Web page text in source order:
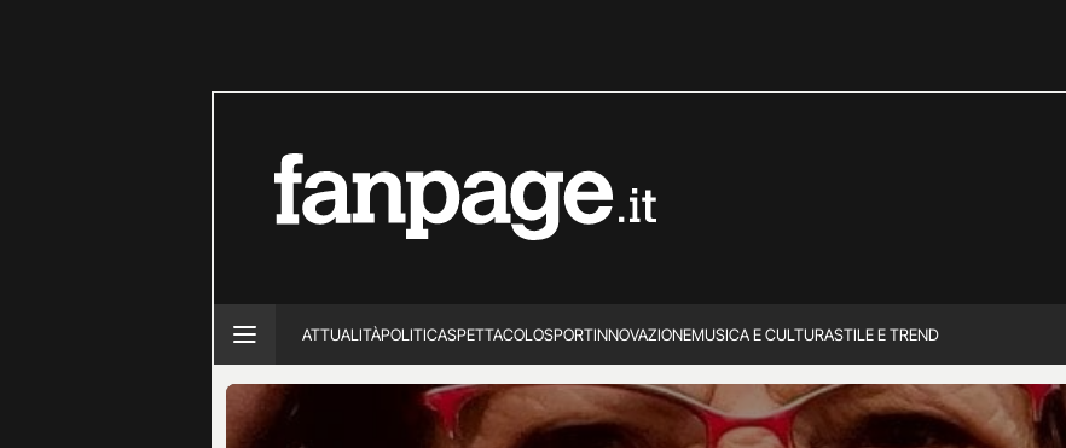
ATTUALITÀPOLITICASPETTACOLOSPORTINNOVAZIONEMUSICA E CULTURASTILE E TREND